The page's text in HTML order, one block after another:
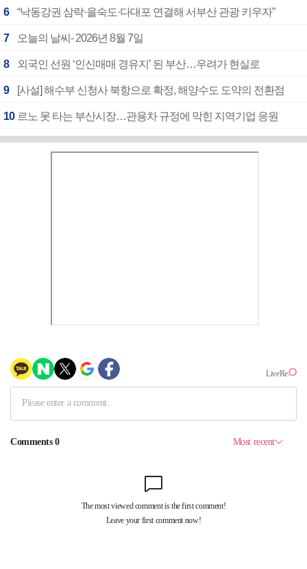
6 “낙동강권 삼락·을숙도·다대포 연결해 서부산 관광 키우자”
7 오늘의 날씨- 2026년 8월 7일
8 외국인 선원 ‘인신매매 경유지’ 된 부산…우려가 현실로
9 [사설] 해수부 신청사 북항으로 확정, 해양수도 도약의 전환점
10 르노 못 타는 부산시장…관용차 규정에 막힌 지역기업 응원